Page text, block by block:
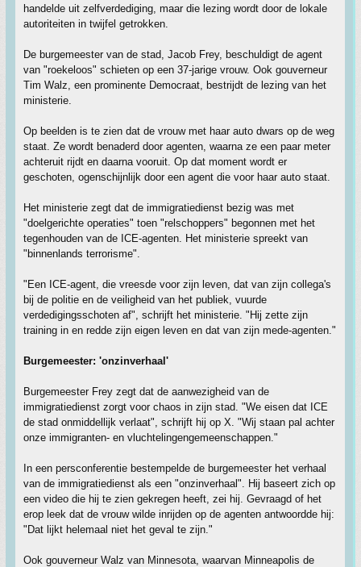
handelde uit zelfverdediging, maar die lezing wordt door de lokale
autoriteiten in twijfel getrokken.
De burgemeester van de stad, Jacob Frey, beschuldigt de agent
van "roekeloos" schieten op een 37-jarige vrouw. Ook gouverneur
Tim Walz, een prominente Democraat, bestrijdt de lezing van het
ministerie.
Op beelden is te zien dat de vrouw met haar auto dwars op de weg
staat. Ze wordt benaderd door agenten, waarna ze een paar meter
achteruit rijdt en daarna vooruit. Op dat moment wordt er
geschoten, ogenschijnlijk door een agent die voor haar auto staat.
Het ministerie zegt dat de immigratiedienst bezig was met
"doelgerichte operaties" toen "relschoppers" begonnen met het
tegenhouden van de ICE-agenten. Het ministerie spreekt van
"binnenlands terrorisme".
"Een ICE-agent, die vreesde voor zijn leven, dat van zijn collega's
bij de politie en de veiligheid van het publiek, vuurde
verdedigingsschoten af", schrijft het ministerie. "Hij zette zijn
training in en redde zijn eigen leven en dat van zijn mede-agenten."
Burgemeester: 'onzinverhaal'
Burgemeester Frey zegt dat de aanwezigheid van de
immigratiedienst zorgt voor chaos in zijn stad. "We eisen dat ICE
de stad onmiddellijk verlaat", schrijft hij op X. "Wij staan pal achter
onze immigranten- en vluchtelingengemeenschappen."
In een persconferentie bestempelde de burgemeester het verhaal
van de immigratiedienst als een "onzinverhaal". Hij baseert zich op
een video die hij te zien gekregen heeft, zei hij. Gevraagd of het
erop leek dat de vrouw wilde inrijden op de agenten antwoordde hij:
"Dat lijkt helemaal niet het geval te zijn."
Ook gouverneur Walz van Minnesota, waarvan Minneapolis de